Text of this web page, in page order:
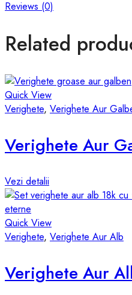
Reviews (0)
Related
Quick View
Verighete, Verighete Aur
Vezi detalii
Quick View
Verighete, Verighete Aur Alb
Verighete Aur